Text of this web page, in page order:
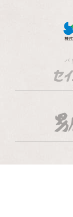
バ